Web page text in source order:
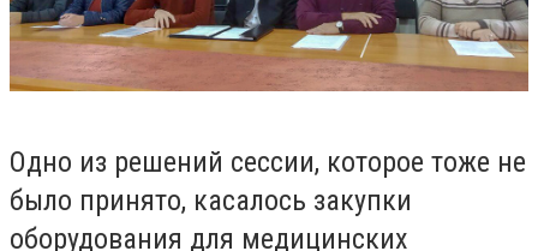
Одно из решений сессии, которое тоже не
было принято, касалось закупки
оборудования для медицинских